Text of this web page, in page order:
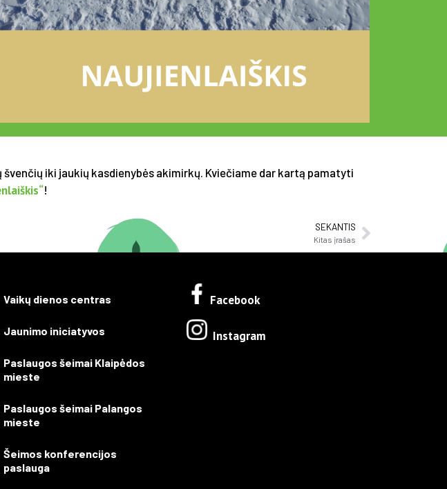
iki jaukių kasdienybės akimirkų. Kviečiame dar kartą pamatyti
!
SEKANTIS
Kitas įrašas
Vaikų dienos centras
Jaunimo iniciatyvos
Paslaugos šeimai Klaipėdos
mieste
Paslaugos šeimai Palangos
mieste
Šeimos konferencijos
paslauga
Facebook
Instagram